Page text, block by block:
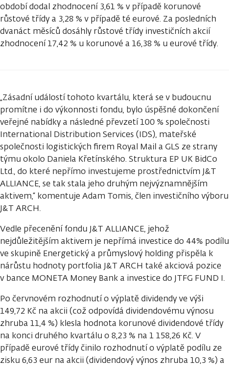
období dodal zhodnocení 3,61 % v případě korunové
růstové třídy a 3,28 % v případě té eurové. Za posledních
dvanáct měsíců dosáhly růstové třídy investičních akcií
zhodnocení 17,42 % u korunové a 16,38 % u eurové třídy.
„Zásadní událostí tohoto kvartálu, která se v budoucnu
promítne i do výkonnosti fondu, bylo úspěšné dokončení
veřejné nabídky a následné převzetí 100 % společnosti
International Distribution Services (IDS), mateřské
společnosti logistických firem Royal Mail a GLS ze strany
týmu okolo Daniela Křetínského. Struktura EP UK BidCo
Ltd., do které nepřímo investujeme prostřednictvím J&T
ALLIANCE, se tak stala jeho druhým nejvýznamnějším
aktivem,“ komentuje Adam Tomis, člen investičního výboru
J&T ARCH.
Vedle přecenění fondu J&T ALLIANCE, jehož
nejdůležitějším aktivem je nepřímá investice do 44% podílu
ve skupině Energetický a průmyslový holding přispěla k
nárůstu hodnoty portfolia J&T ARCH také akciová pozice
v bance MONETA Money Bank a investice do JTFG FUND I.
Po červnovém rozhodnutí o výplatě dividendy ve výši
149,72 Kč na akcii (což odpovídá dividendovému výnosu
zhruba 11,4 %) klesla hodnota korunové dividendové třídy
na konci druhého kvartálu o 8,23 % na 1 158,26 Kč. V
případě eurové třídy činilo rozhodnutí o výplatě podílu ze
zisku 6,63 eur na akcii (dividendový výnos zhruba 10,3 %) a